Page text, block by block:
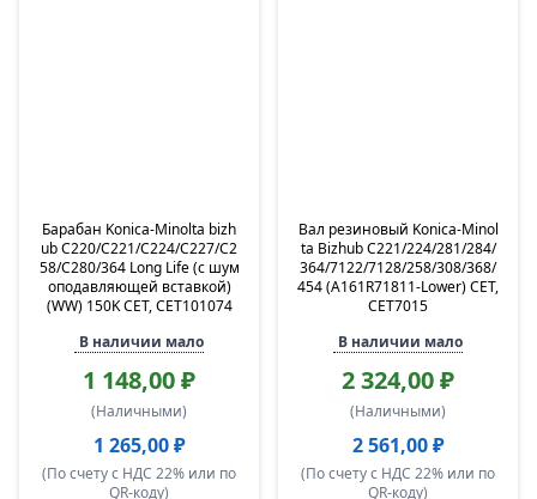
Барабан Konica-Minolta bizh
ub C220/C221/C224/C227/C2
58/C280/364 Long Life (с шум
оподавляющей вставкой)
(WW) 150K CET, CET101074
В наличии мало
1 148,00 ₽
(Наличными)
1 265,00 ₽
(По счету с НДС 22% или по
QR-коду)
Вал резиновый Konica-Minol
ta Bizhub C221/224/281/284/
364/7122/7128/258/308/368/
454 (A161R71811-Lower) CET,
CET7015
В наличии мало
2 324,00 ₽
(Наличными)
2 561,00 ₽
(По счету с НДС 22% или по
QR-коду)